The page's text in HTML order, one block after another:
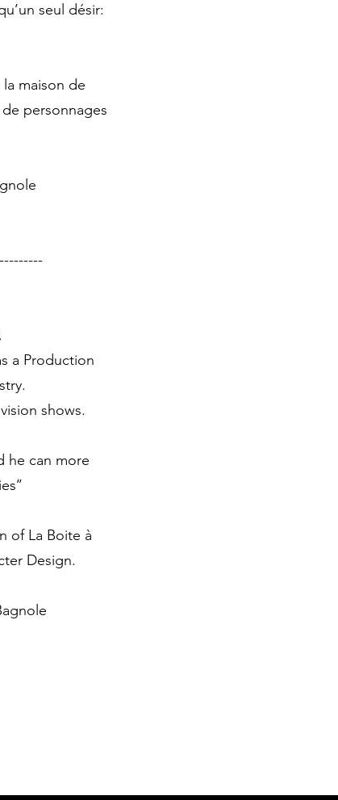
seul désir:
maison de
personnages
a Production
shows.
he can more
of La Boite à
Design.